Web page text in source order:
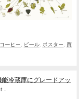
コーヒー, ビール, ポスター, 買
冷蔵庫にグレードアッ
-